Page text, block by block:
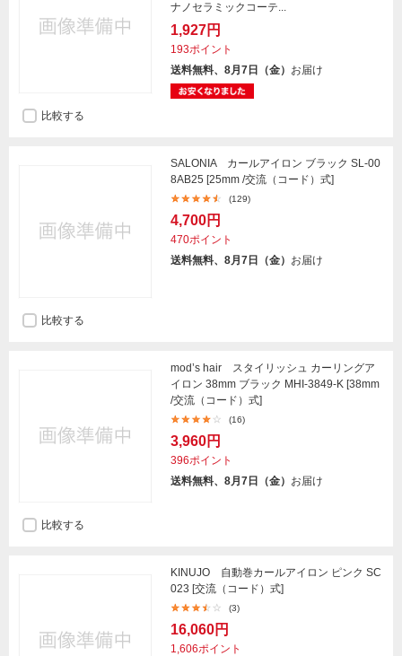
ナノセラミックコーテ...
1,927円
193ポイント
送料無料、8月7日（金） お届け
比較する
SALONIA カールアイロン ブラック SL-00
8AB25 [25mm /交流（コード）式]
(129)
4,700円
470ポイント
送料無料、8月7日（金） お届け
比較する
mod’s hair スタイリッシュ カーリングア
イロン 38mm ブラック MHI-3849-K [38mm
/交流（コード）式]
(16)
3,960円
396ポイント
送料無料、8月7日（金） お届け
比較する
KINUJO 自動巻カールアイロン ピンク SC
023 [交流（コード）式]
(3)
16,060円
1,606ポイント